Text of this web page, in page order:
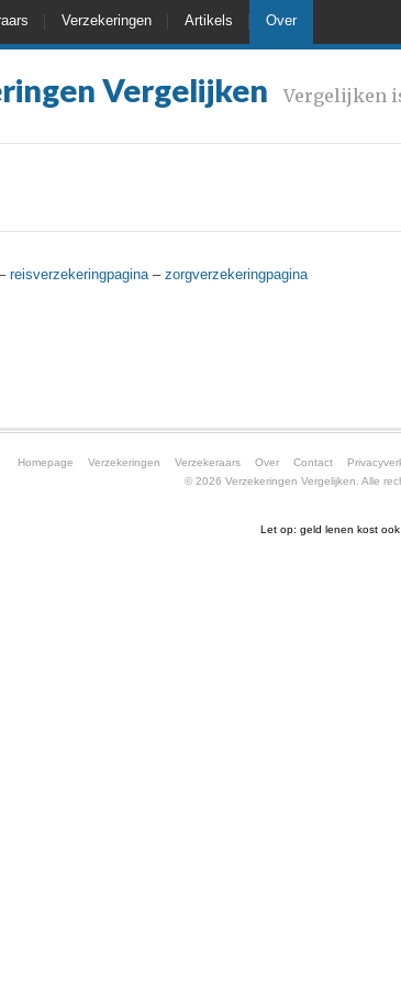
Verzekeringen Artikels Over
Vergelijken Vergelijken
reisverzekeringpagina– zorgverzekeringpagina
Homepage Verzekeringen Verzekeraars Over Contact
© 2026 Verzekeringen Vergelijken. Alle
Let op: geld lenen kost ook